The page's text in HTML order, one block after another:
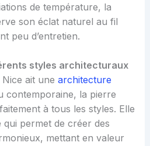
de température, la
son éclat naturel au fil
peu d’entretien.
styles architecturaux
ait une architecture
contemporaine, la pierre
à tous les styles. Elle
permet de créer des
mettant en valeur